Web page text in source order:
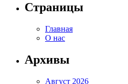
Страницы
Главная
О нас
Архивы
Август 2026